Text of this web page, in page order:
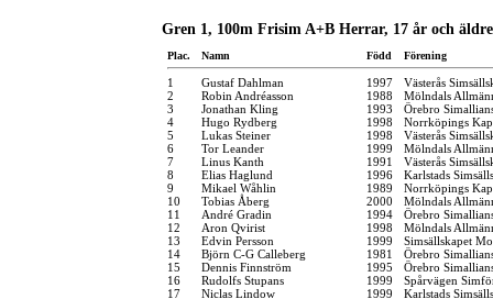
Gren 1, 100m Frisim A+B Herrar, 17 år och äldre
Plac. Namn Född Förening
1 Gustaf Dahlman 1997
Västerås
2
Robin Andréasson 1988
Mölndals
3
Jonathan Kling 1993
Örebro
4
Hugo Rydberg 1998
Norrköpings
5
Lukas Steiner 1998
Västerås
6
Tor Leander 1999
Mölndals
7
Linus Kanth 1991
Västerås
8
Elias Haglund 1996
Karlstads
9
Mikael Wåhlin 1989
Norrköpings
10
Tobias Åberg 2000
Mölndals
11
André Gradin 1994
Örebro
12
Aron Qvirist 1998
Mölndals
13
Edvin Persson 1999
Simsällskapet
14
Björn C-G Calleberg 1981
Örebro
15
Dennis Finnström 1995
Örebro
16
Rudolfs Stupans 1999
Spårvägen
17
Niclas Lindow 1999
Karlstads